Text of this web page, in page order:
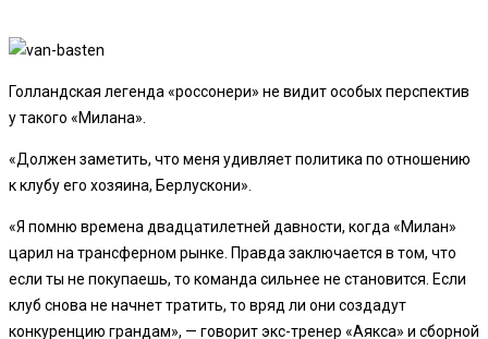
Голландская легенда «россонери» не видит особых перспектив
у такого «Милана».
«Должен заметить, что меня удивляет политика по отношению
к клубу его хозяина, Берлускони».
«Я помню времена двадцатилетней давности, когда «Милан»
царил на трансферном рынке. Правда заключается в том, что
если ты не покупаешь, то команда сильнее не становится. Если
клуб снова не начнет тратить, то вряд ли они создадут
конкуренцию грандам», — говорит экс-тренер «Аякса» и сборной